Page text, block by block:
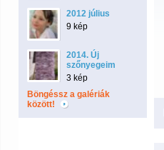
2012 július
9 kép
2014. Új
szőnyegeim
3 kép
Böngéssz a galériák
között!